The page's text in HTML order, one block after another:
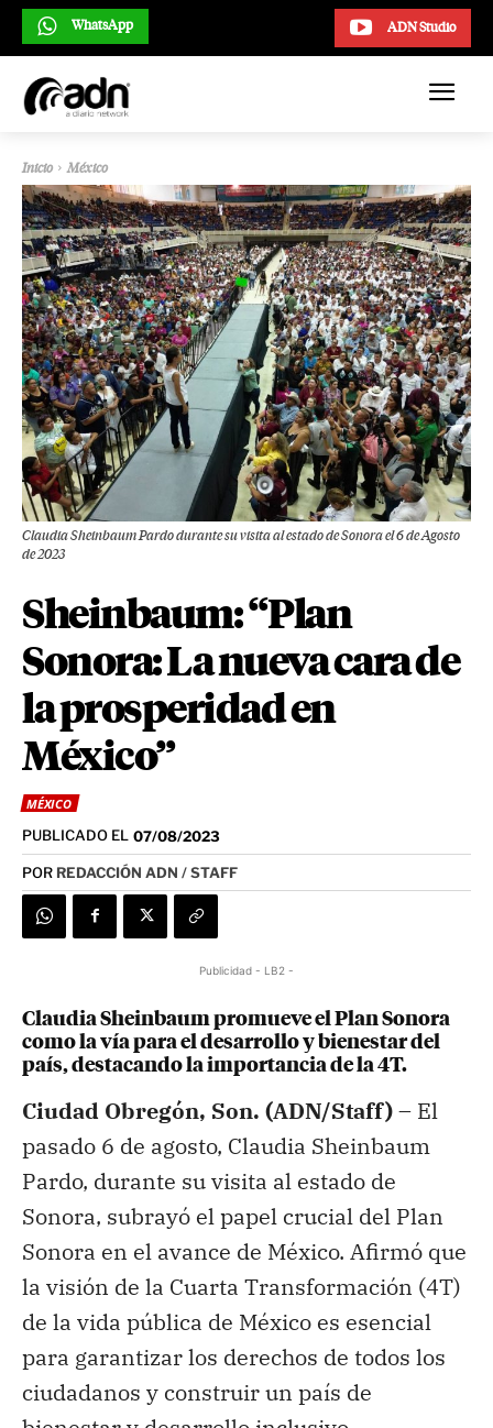
ADN Studio
WhatsApp
Inicio México
Claudia Sheinbaum Pardo durante su visita al estado de Sonora el 6 de Agosto
de 2023
Sheinbaum: “Plan
Sonora: La nueva cara de
la prosperidad en
México”
MÉXICO
PUBLICADO EL 07/08/2023
POR REDACCIÓN ADN / STAFF
Publicidad - LB2 -
Claudia Sheinbaum promueve el Plan Sonora
como la vía para el desarrollo y bienestar del
país, destacando la importancia de la 4T.
Ciudad Obregón, Son. (ADN/Staff) – El
pasado 6 de agosto, Claudia Sheinbaum
Pardo, durante su visita al estado de
Sonora, subrayó el papel crucial del Plan
Sonora en el avance de México. Afirmó que
la visión de la Cuarta Transformación (4T)
de la vida pública de México es esencial
para garantizar los derechos de todos los
ciudadanos y construir un país de